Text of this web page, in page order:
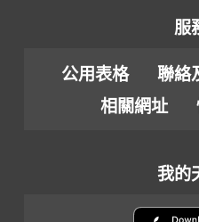
服
公用表格 聯絡
相關網址
我的